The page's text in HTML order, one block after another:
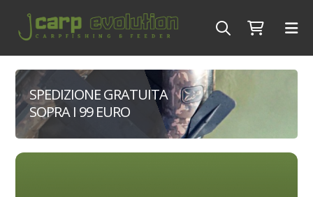
SPEDIZIONE GRATUITA
SOPRA I 99 EURO